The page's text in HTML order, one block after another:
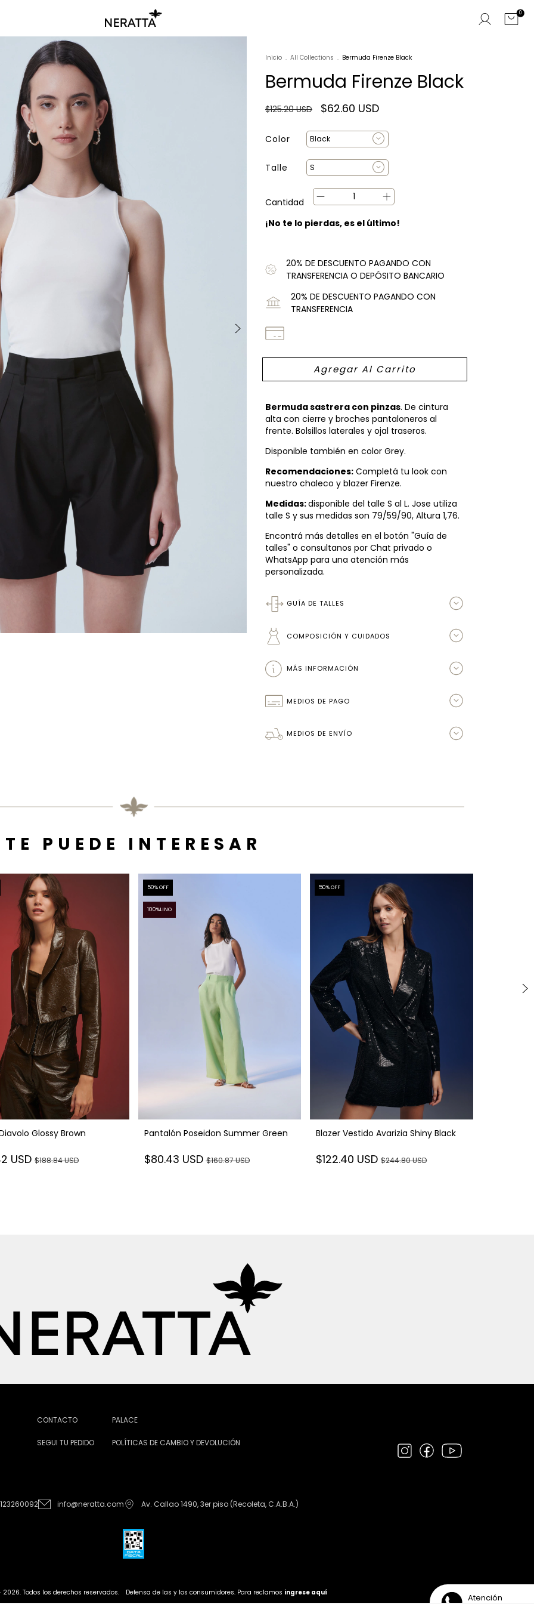
0
Inicio . All Collections . Bermuda Firenze Black
Bermuda Firenze Black
$125.20 USD $62.60 USD
Color
Talle
Cantidad
¡No te lo pierdas, es el último!
20% DE DESCUENTO PAGANDO CON
TRANSFERENCIA O DEPÓSITO BANCARIO
20% DE DESCUENTO PAGANDO CON
TRANSFERENCIA
Bermuda sastrera con pinzas. De cintura
alta con cierre y broches pantaloneros al
frente. Bolsillos laterales y ojal traseros.
Disponible también en color Grey.
Recomendaciones: Completá tu look con
nuestro chaleco y blazer Firenze.
Medidas:disponible del talle S al L. Jose utiliza
talle S y sus medidas son 79/59/90, Altura 1,76.
Encontrá más detalles en el botón "Guía de
talles" o consultanos por Chat privado o
WhatsApp para una atención más
personalizada.
GUÍA DE TALLES
COMPOSICIÓN Y CUIDADOS
MÁS INFORMACIÓN
MEDIOS DE PAGO
MEDIOS DE ENVÍO
TE PUEDE INTERESAR
Glossy Brown
USD$188.84 USD
50% OFF
100%LINO
Pantalón Poseidon Summer Green
$80.43 USD$160.87 USD
50% OFF
Blazer Vestido Avarizia Shiny Black
$122.40 USD$244.80 USD
Atención
CONTACTO PALACE
SEGUI TU PEDIDO POLÍTICAS DE CAMBIO Y DEVOLUCIÓN
info@neratta.com Av. Callao 1490, 3er piso (Recoleta, C.A.B.A.)
Todos los derechos reservados. Defensa de las y los consumidores. Para reclamos ingrese aquí